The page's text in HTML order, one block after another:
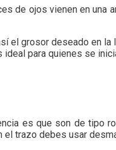
de ojos vienen en una
el grosor deseado en
para quienes se
es que son de tipo
el trazo debes usar